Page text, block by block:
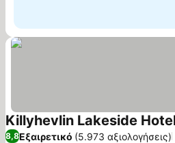
Killyhevlin Lakeside
8,8Εξαιρετικό (5.973 αξιολογήσεις)